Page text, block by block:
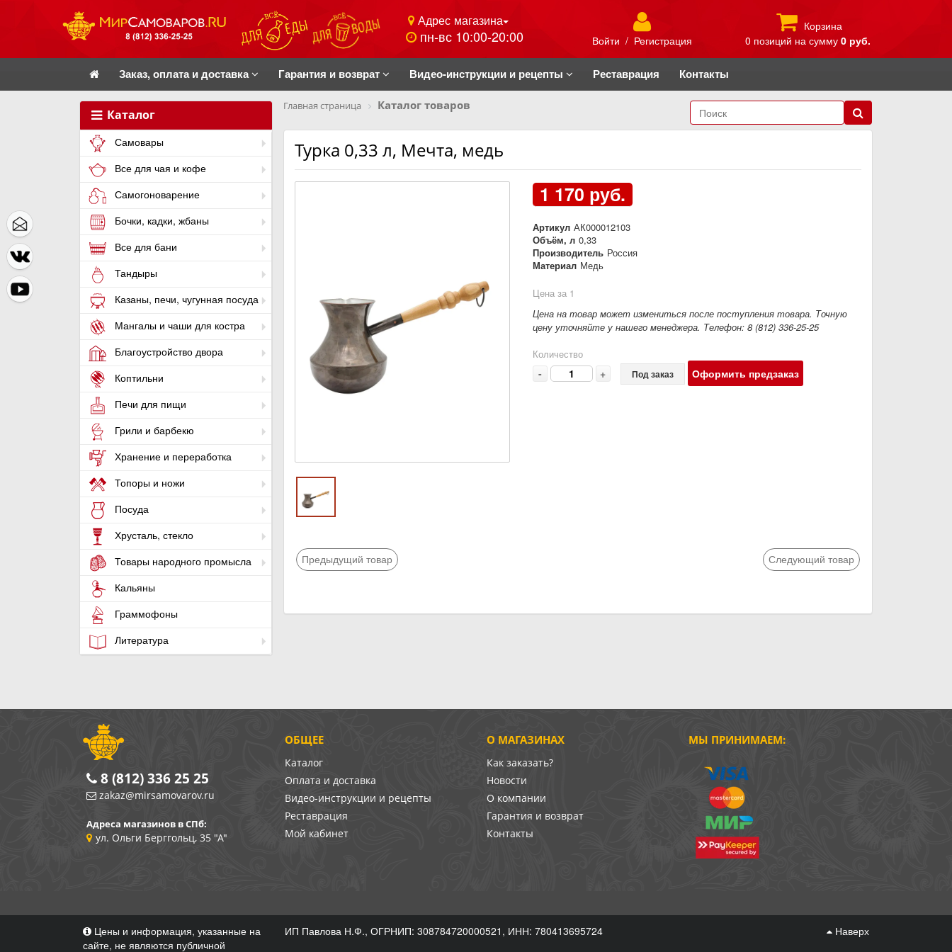
Адрес магазина
пн-вс 10:00-20:00 Войти / Регистрация
Корзина
0 позиций на сумму 0 руб.
Заказ, оплата и доставка Гарантия и возврат Видео-инструкции и рецепты Реставрация Контакты
Каталог
Самовары
Все для чая и кофе
Самогоноварение
Бочки, кадки, жбаны
Все для бани
Тандыры
Казаны, печи, чугунная посуда
Мангалы и чаши для костра
Благоустройство двора
Коптильни
Печи для пищи
Грили и барбекю
Хранение и переработка
Топоры и ножи
Посуда
Хрусталь, стекло
Товары народного промысла
Кальяны
Граммофоны
Литература
Главная страница Каталог товаров
Турка 0,33 л, Мечта, медь
1 170 руб.
Артикул АК000012103
Объём, л 0,33
Производитель Россия
Материал Медь
Цена за 1
Цена на товар может измениться после поступления товара. Точную
цену уточняйте у нашего менеджера. Телефон: 8 (812) 336-25-25
Количество
- + Под заказ Оформить предзаказ
Предыдущий товар Следующий товар
О МАГАЗИНАХ
Как заказать?
Новости
О компании
Гарантия и возврат
Контакты
ОБЩЕЕ
Каталог
Оплата и доставка
Видео-инструкции и рецепты
Реставрация
Мой кабинет
МЫ ПРИНИМАЕМ:
8 (812) 336 25 25
zakaz@mirsamovarov.ru
Адреса магазинов в СПб:
ул. Ольги Берггольц, 35 "А"
Цены и информация, указанные на
сайте, не являются публичной
ИП Павлова Н.Ф., ОГРНИП: 308784720000521, ИНН: 780413695724 Наверх